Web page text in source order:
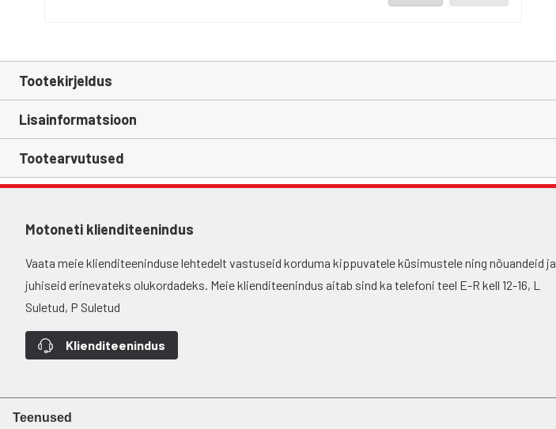
Tootekirjeldus
Lisainformatsioon
Tootearvutused
Motoneti klienditeenindus
Vaata meie klienditeeninduse lehtedelt vastuseid korduma kippuvatele küsimustele ning nõuandeid ja
juhiseid erinevateks olukordadeks. Meie klienditeenindus aitab sind ka telefoni teel E-R kell 12-16, L
Suletud, P Suletud
Klienditeenindus
Teenused